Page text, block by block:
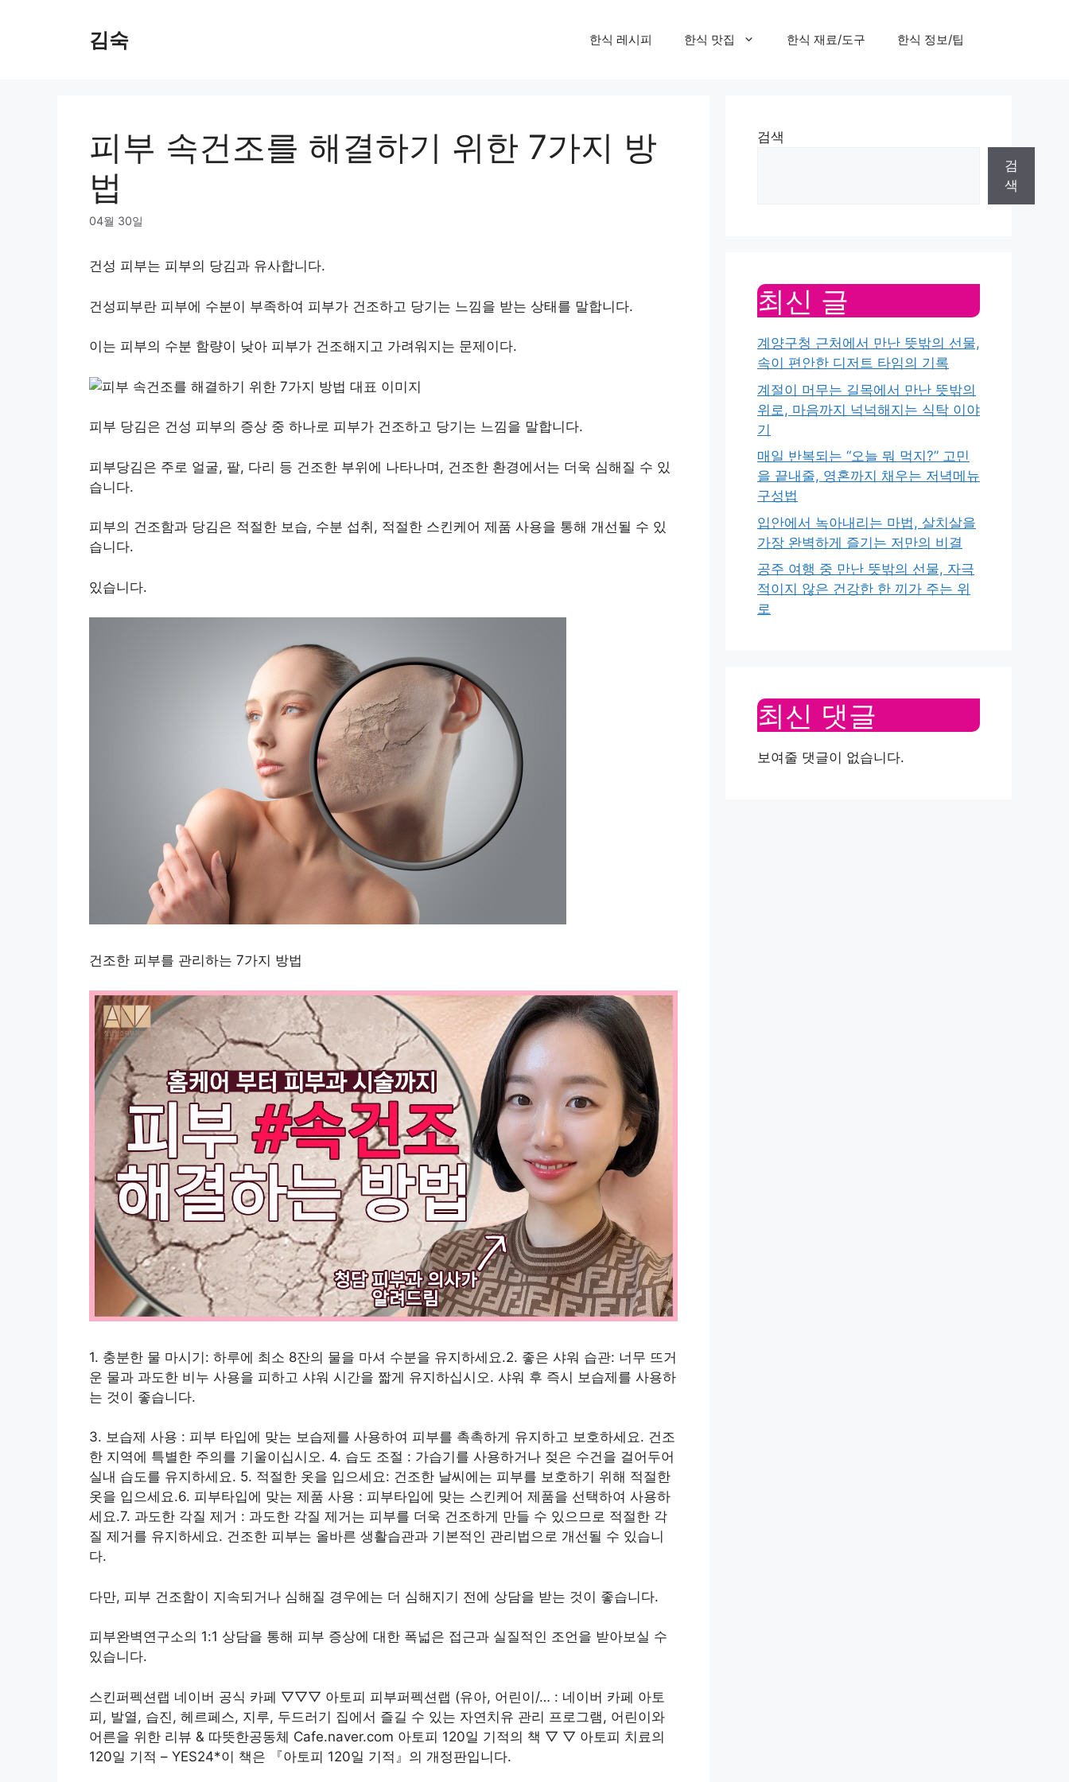
김숙 한식 레시피 한식 맛집 한식 재료/도구 한식 정보/팁
피부 속건조를 해결하기 위한 7가지 방
법
04월 30일
건성 피부는 피부의 당김과 유사합니다.
건성피부란 피부에 수분이 부족하여 피부가 건조하고 당기는 느낌을 받는 상태를 말합니다.
이는 피부의 수분 함량이 낮아 피부가 건조해지고 가려워지는 문제이다.
피부 당김은 건성 피부의 증상 중 하나로 피부가 건조하고 당기는 느낌을 말합니다.
피부당김은 주로 얼굴, 팔, 다리 등 건조한 부위에 나타나며, 건조한 환경에서는 더욱 심해질 수 있
습니다.
피부의 건조함과 당김은 적절한 보습, 수분 섭취, 적절한 스킨케어 제품 사용을 통해 개선될 수 있
습니다.
있습니다.
건조한 피부를 관리하는 7가지 방법
1. 충분한 물 마시기: 하루에 최소 8잔의 물을 마셔 수분을 유지하세요.2. 좋은 샤워 습관: 너무 뜨거
운 물과 과도한 비누 사용을 피하고 샤워 시간을 짧게 유지하십시오. 샤워 후 즉시 보습제를 사용하
는 것이 좋습니다.
3. 보습제 사용 : 피부 타입에 맞는 보습제를 사용하여 피부를 촉촉하게 유지하고 보호하세요. 건조
한 지역에 특별한 주의를 기울이십시오. 4. 습도 조절 : 가습기를 사용하거나 젖은 수건을 걸어두어
실내 습도를 유지하세요. 5. 적절한 옷을 입으세요: 건조한 날씨에는 피부를 보호하기 위해 적절한
옷을 입으세요.6. 피부타입에 맞는 제품 사용 : 피부타입에 맞는 스킨케어 제품을 선택하여 사용하
세요.7. 과도한 각질 제거 : 과도한 각질 제거는 피부를 더욱 건조하게 만들 수 있으므로 적절한 각
질 제거를 유지하세요. 건조한 피부는 올바른 생활습관과 기본적인 관리법으로 개선될 수 있습니
다.
다만, 피부 건조함이 지속되거나 심해질 경우에는 더 심해지기 전에 상담을 받는 것이 좋습니다.
피부완벽연구소의 1:1 상담을 통해 피부 증상에 대한 폭넓은 접근과 실질적인 조언을 받아보실 수
있습니다.
스킨퍼펙션랩 네이버 공식 카페 ▽▽▽ 아토피 피부퍼펙션랩 (유아, 어린이/… : 네이버 카페 아토
피, 발열, 습진, 헤르페스, 지루, 두드러기 집에서 즐길 수 있는 자연치유 관리 프로그램, 어린이와
어른을 위한 리뷰 & 따뜻한공동체 Cafe.naver.com 아토피 120일 기적의 책 ▽ ▽ 아토피 치료의
120일 기적 – ​​​​​YES24*이 책은 『아토피 120일 기적』의 개정판입니다.
검색
검
색
최신 글
계양구청 근처에서 만난 뜻밖의 선물,
속이 편안한 디저트 타임의 기록
계절이 머무는 길목에서 만난 뜻밖의
위로, 마음까지 넉넉해지는 식탁 이야
기
매일 반복되는 “오늘 뭐 먹지?” 고민
을 끝내줄, 영혼까지 채우는 저녁메뉴
구성법
입안에서 녹아내리는 마법, 살치살을
가장 완벽하게 즐기는 저만의 비결
공주 여행 중 만난 뜻밖의 선물, 자극
적이지 않은 건강한 한 끼가 주는 위
로
최신 댓글
보여줄 댓글이 없습니다.